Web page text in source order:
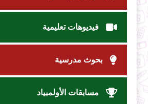
فيديوهات تعليمية
بحوث مدرسية
مسابقات الأولمبياد